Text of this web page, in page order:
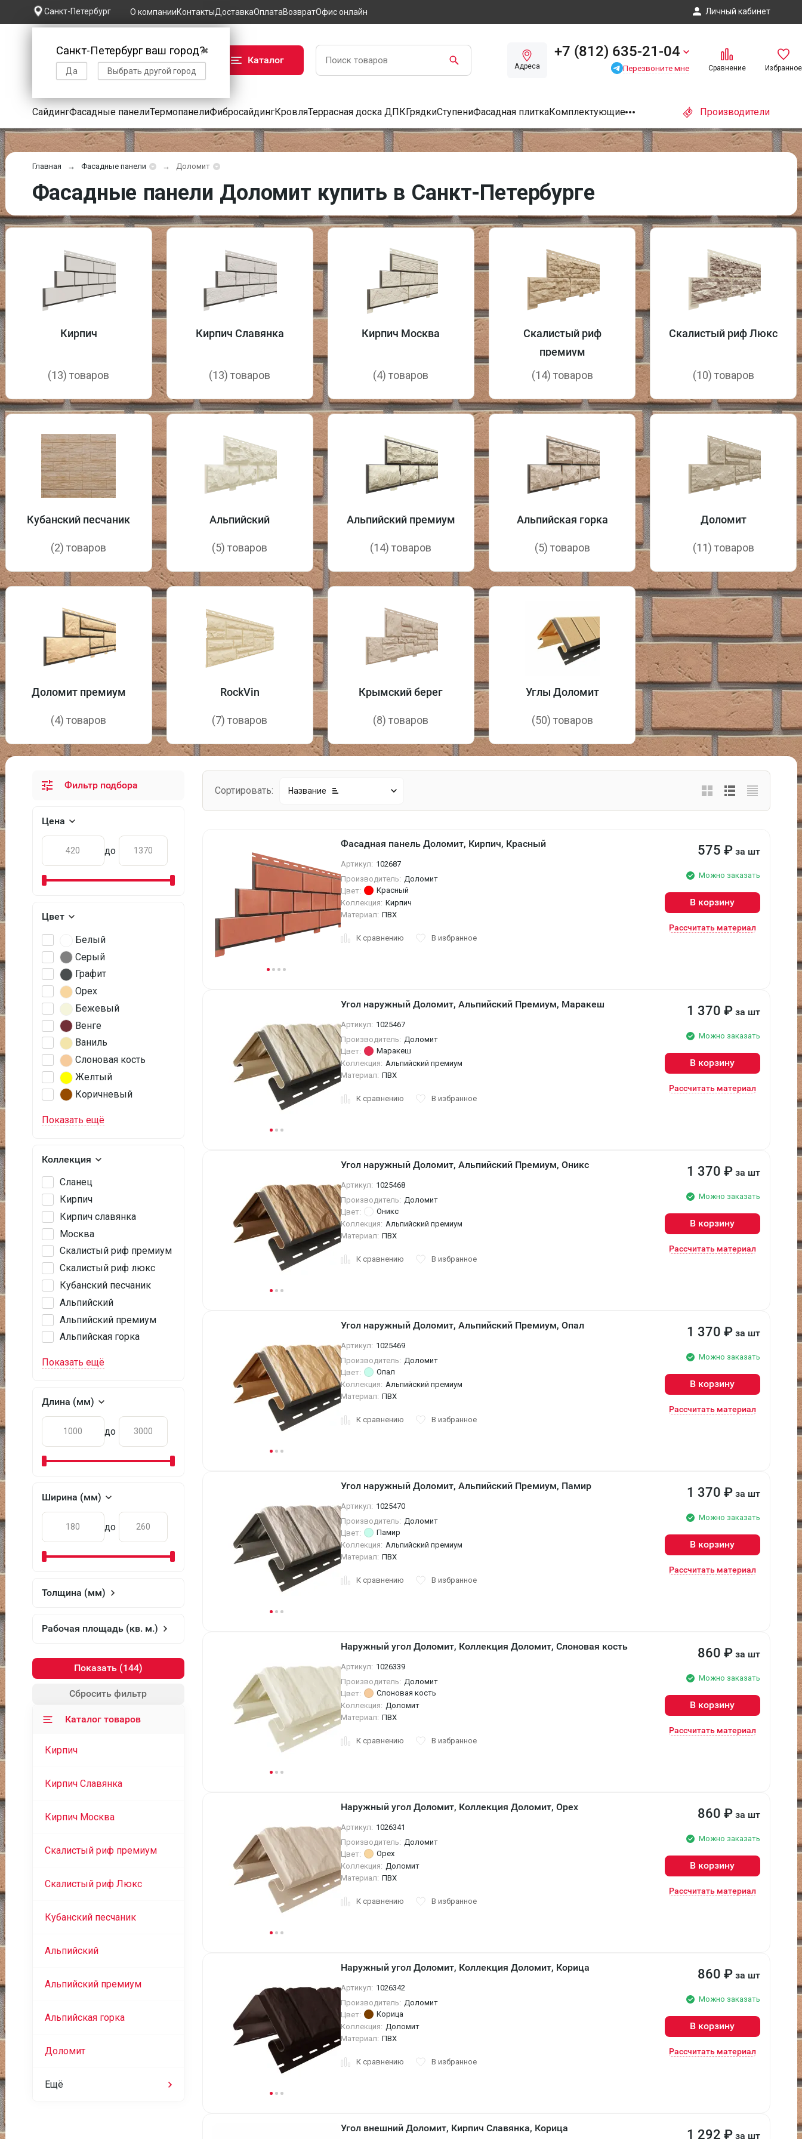
Санкт-Петербург
✖
Санкт-Петербург ваш город?
Да Выбрать другой город
О компанииКонтактыДоставкаОплатаВозвратОфис онлайн Личный кабинет
Каталог
Адреса
+7 (812) 635-21-04
Перезвоните мне Сравнение Избранное
СайдингФасадные панелиТермопанелиФибросайдингКровляТеррасная доска ДПКГрядкиСтупениФасадная плиткаКомплектующие Производители
Главная Фасадные панели Доломит
Фасадные панели Доломит купить в Санкт-Петербурге
Кирпич
(13) товаров
Кирпич Славянка
(13) товаров
Кирпич Москва
(4) товаров
Скалистый риф
премиум
(14) товаров
Скалистый риф Люкс
(10) товаров
Кубанский песчаник
(2) товаров
Альпийский
(5) товаров
Альпийский премиум
(14) товаров
Альпийская горка
(5) товаров
Доломит
(11) товаров
Доломит премиум
(4) товаров
RockVin
(7) товаров
Крымский берег
(8) товаров
Углы Доломит
(50) товаров
Сортировать: Название
Фасадная панель Доломит, Кирпич, Красный
Артикул: 102687
Производитель: Доломит
Цвет:
Красный
Коллекция: Кирпич
Материал: ПВХ
К сравнению В избранное
575 ₽ за шт
Можно заказать
В корзину
Рассчитать материал
Угол наружный Доломит, Альпийский Премиум, Маракеш
Артикул: 1025467
Производитель: Доломит
Цвет:
Маракеш
Коллекция: Альпийский премиум
Материал: ПВХ
К сравнению В избранное
1 370 ₽ за шт
Можно заказать
В корзину
Рассчитать материал
Угол наружный Доломит, Альпийский Премиум, Оникс
Артикул: 1025468
Производитель: Доломит
Цвет:
Оникс
Коллекция: Альпийский премиум
Материал: ПВХ
К сравнению В избранное
1 370 ₽ за шт
Можно заказать
В корзину
Рассчитать материал
Угол наружный Доломит, Альпийский Премиум, Опал
Артикул: 1025469
Производитель: Доломит
Цвет:
Опал
Коллекция: Альпийский премиум
Материал: ПВХ
К сравнению В избранное
1 370 ₽ за шт
Можно заказать
В корзину
Рассчитать материал
Угол наружный Доломит, Альпийский Премиум, Памир
Артикул: 1025470
Производитель: Доломит
Цвет:
Памир
Коллекция: Альпийский премиум
Материал: ПВХ
К сравнению В избранное
1 370 ₽ за шт
Можно заказать
В корзину
Рассчитать материал
Наружный угол Доломит, Коллекция Доломит, Слоновая кость
Артикул: 1026339
Производитель: Доломит
Цвет:
Слоновая кость
Коллекция: Доломит
Материал: ПВХ
К сравнению В избранное
860 ₽ за шт
Можно заказать
В корзину
Рассчитать материал
Наружный угол Доломит, Коллекция Доломит, Орех
Артикул: 1026341
Производитель: Доломит
Цвет:
Орех
Коллекция: Доломит
Материал: ПВХ
К сравнению В избранное
860 ₽ за шт
Можно заказать
В корзину
Рассчитать материал
Наружный угол Доломит, Коллекция Доломит, Корица
Артикул: 1026342
Производитель: Доломит
Цвет:
Корица
Коллекция: Доломит
Материал: ПВХ
К сравнению В избранное
860 ₽ за шт
Можно заказать
В корзину
Рассчитать материал
Угол внешний Доломит, Кирпич Славянка, Корица 1 292 ₽ за шт
Фильтр подбора
Цена
до
Цвет
Белый
Серый
Графит
Орех
Бежевый
Венге
Ваниль
Слоновая кость
Желтый
Коричневый
Показать ещё
Коллекция
Сланец
Кирпич
Кирпич славянка
Москва
Скалистый риф премиум
Скалистый риф люкс
Кубанский песчаник
Альпийский
Альпийский премиум
Альпийская горка
Показать ещё
Длина (мм)
до
Ширина (мм)
до
Толщина (мм)
Рабочая площадь (кв. м.)
Показать
Сбросить фильтр
Каталог товаров
Кирпич
Кирпич Славянка
Кирпич Москва
Скалистый риф премиум
Скалистый риф Люкс
Кубанский песчаник
Альпийский
Альпийский премиум
Альпийская горка
Доломит
Ещё